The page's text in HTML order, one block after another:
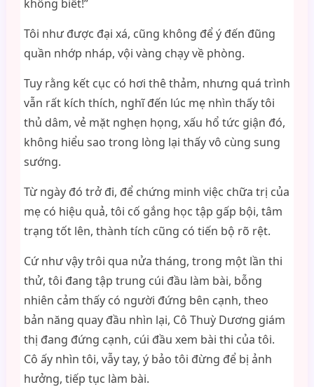
không biết!”
Tôi như được đại xá, cũng không để ý đến đũng
quần nhớp nháp, vội vàng chạy về phòng.
Tuy rằng kết cục có hơi thê thảm, nhưng quá trình
vẫn rất kích thích, nghĩ đến lúc mẹ nhìn thấy tôi
thủ dâm, vẻ mặt nghẹn họng, xấu hổ tức giận đó,
không hiểu sao trong lòng lại thấy vô cùng sung
sướng.
Từ ngày đó trở đi, để chứng minh việc chữa trị của
mẹ có hiệu quả, tôi cố gắng học tập gấp bội, tâm
trạng tốt lên, thành tích cũng có tiến bộ rõ rệt.
Cứ như vậy trôi qua nửa tháng, trong một lần thi
thử, tôi đang tập trung cúi đầu làm bài, bỗng
nhiên cảm thấy có người đứng bên cạnh, theo
bản năng quay đầu nhìn lại, Cô Thuỳ Dương giám
thị đang đứng cạnh, cúi đầu xem bài thi của tôi.
Cô ấy nhìn tôi, vẫy tay, ý bảo tôi đừng để bị ảnh
hưởng, tiếp tục làm bài.